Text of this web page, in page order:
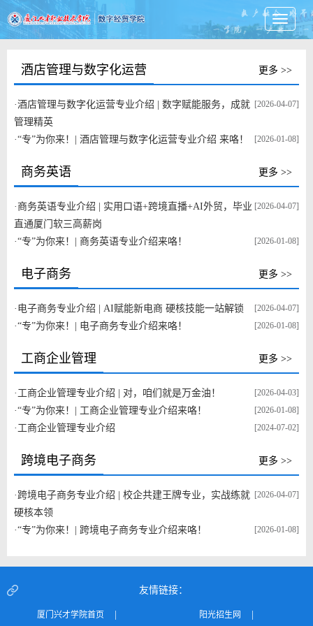
Toggle
酒店管理与数字化运营 更多 >>
[2026-04-07]
·酒店管理与数字化运营专业介绍 | 数字赋能服务，成就
管理精英
[2026-01-08]
·“专”为你来！| 酒店管理与数字化运营专业介绍 来咯！
商务英语 更多 >>
[2026-04-07]
·商务英语专业介绍 | 实用口语+跨境直播+AI外贸，毕业
直通厦门软三高薪岗
[2026-01-08]
·“专”为你来！| 商务英语专业介绍来咯！
电子商务 更多 >>
[2026-04-07]
· 电子商务专业介绍 | AI赋能新电商 硬核技能一站解锁
[2026-01-08]
·“专”为你来！| 电子商务专业介绍来咯！
工商企业管理 更多 >>
[2026-04-03]
· 工商企业管理专业介绍 | 对，咱们就是万金油！
[2026-01-08]
·“专”为你来！| 工商企业管理专业介绍来咯！
[2024-07-02]
· 工商企业管理专业介绍
跨境电子商务 更多 >>
[2026-04-07]
· 跨境电子商务专业介绍 | 校企共建王牌专业，实战练就
硬核本领
[2026-01-08]
·“专”为你来！| 跨境电子商务专业介绍来咯！
友情链接：
厦门兴才学院首页 阳光招生网